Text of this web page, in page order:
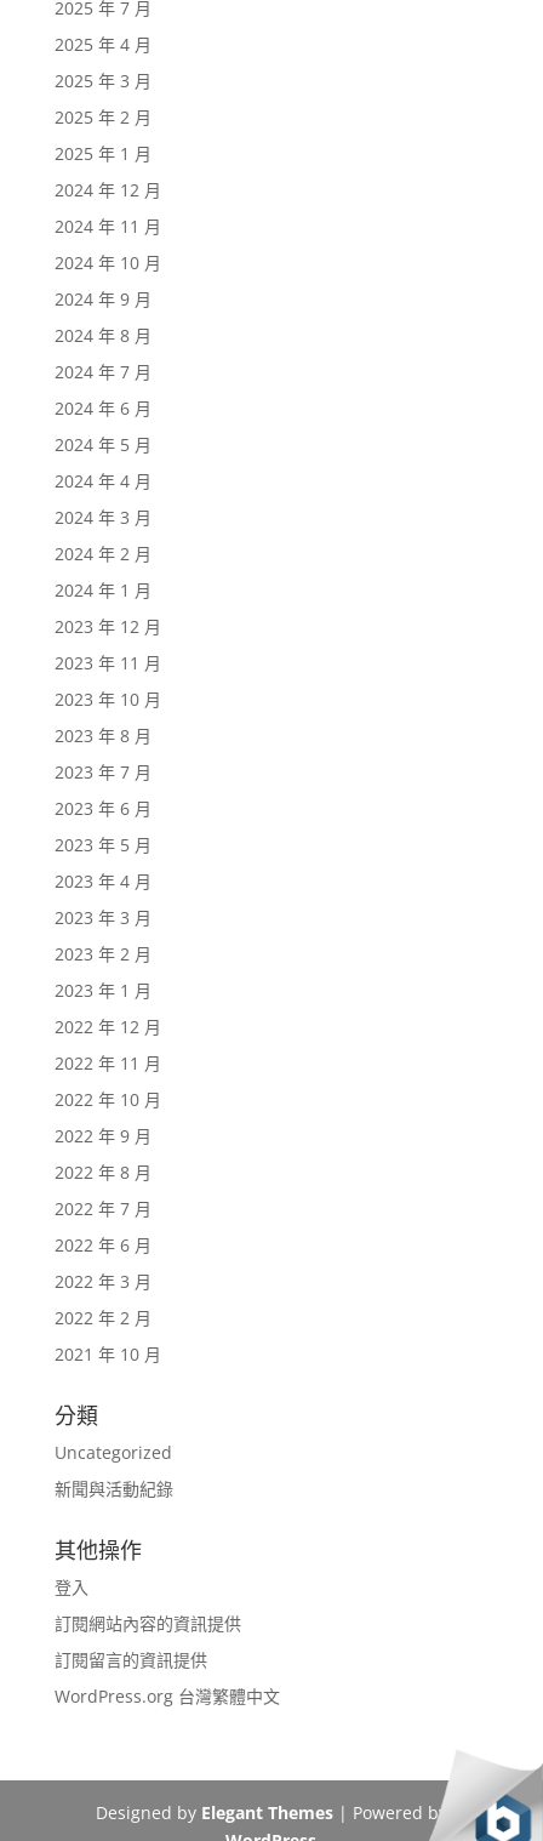
2025 年 7 月
2025 年 4 月
2025 年 3 月
2025 年 2 月
2025 年 1 月
2024 年 12 月
2024 年 11 月
2024 年 10 月
2024 年 9 月
2024 年 8 月
2024 年 7 月
2024 年 6 月
2024 年 5 月
2024 年 4 月
2024 年 3 月
2024 年 2 月
2024 年 1 月
2023 年 12 月
2023 年 11 月
2023 年 10 月
2023 年 8 月
2023 年 7 月
2023 年 6 月
2023 年 5 月
2023 年 4 月
2023 年 3 月
2023 年 2 月
2023 年 1 月
2022 年 12 月
2022 年 11 月
2022 年 10 月
2022 年 9 月
2022 年 8 月
2022 年 7 月
2022 年 6 月
2022 年 3 月
2022 年 2 月
2021 年 10 月
分類
Uncategorized
新聞與活動紀錄
其他操作
登入
訂閱網站內容的資訊提供
訂閱留言的資訊提供
WordPress.org 台灣繁體中文
Designed by Elegant Themes| Powered by